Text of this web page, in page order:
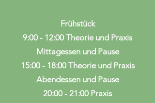
Frühstück
9:00 - 12:00 Theorie und Praxis
Mittagessen und Pause
15:00 - 18:00 Theorie und Praxis
Abendessen und Pause
20:00 - 21:00 Praxis